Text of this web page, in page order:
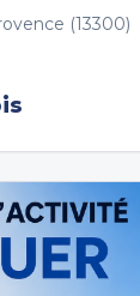
(13300)